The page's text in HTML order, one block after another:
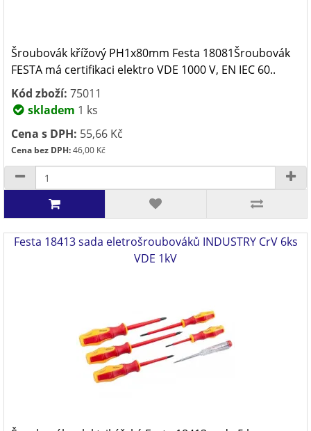
Šroubovák křížový PH1x80mm Festa 18081Šroubovák
FESTA má certifikaci elektro VDE 1000 V, EN IEC 60..
Kód zboží: 75011
skladem 1 ks
Cena s DPH: 55,66 Kč
Cena bez DPH:46,00 Kč
Festa 18413 sada eletrošroubováků INDUSTRY CrV 6ks
VDE 1kV